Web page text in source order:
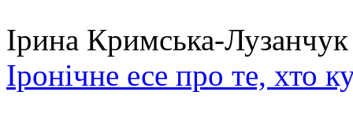
Ірина Кримська-Лузанчук
Іронічне есе про те, хто